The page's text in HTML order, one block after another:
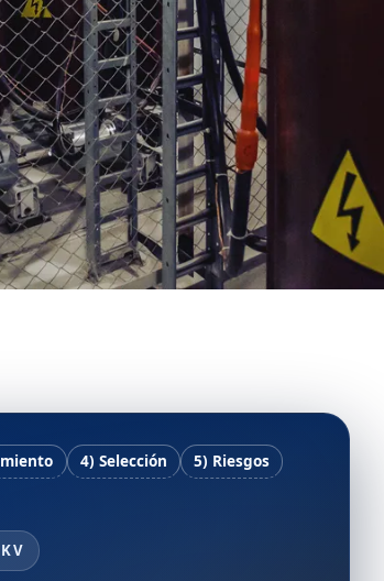
4) Selección
5) Riesgos